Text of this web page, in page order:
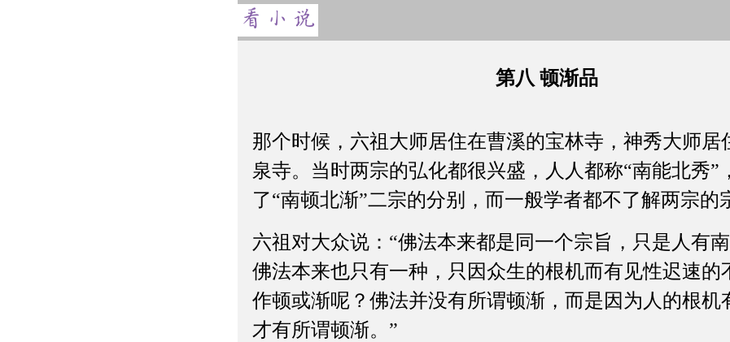
第八 顿渐品
那个时候，六祖大师居住在曹溪的宝林寺，神秀大师居
泉寺。当时两宗的弘化都很兴盛，人人都称“南能北秀”
了“南顿北渐”二宗的分别，而一般学者都不了解两宗的
六祖对大众说：“佛法本来都是同一个宗旨，只是人有南
佛法本来也只有一种，只因众生的根机而有见性迟速的
作顿或渐呢？佛法并没有所谓顿渐，而是因为人的根机
才有所谓顿渐。”